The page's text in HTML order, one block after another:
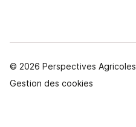
© 2026 Perspectives Agricoles
Gestion des cookies